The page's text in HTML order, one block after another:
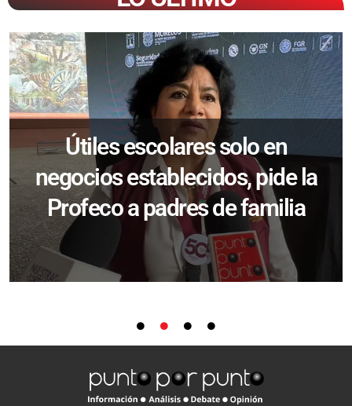
Útiles escolares solo en
negocios establecidos, pide la
Profeco a padres de familia